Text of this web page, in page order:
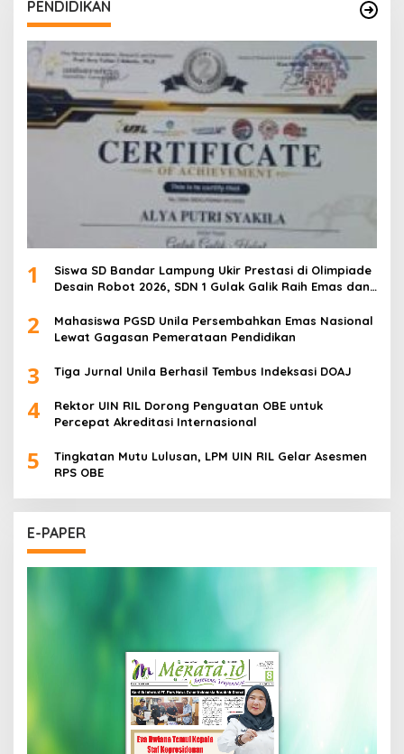
PENDIDIKAN
1
Siswa SD Bandar Lampung Ukir Prestasi di Olimpiade
Desain Robot 2026, SDN 1 Gulak Galik Raih Emas dan
2
Mahasiswa PGSD Unila Persembahkan Emas Nasional
Lewat Gagasan Pemerataan Pendidikan
3 Tiga Jurnal Unila Berhasil Tembus Indeksasi DOAJ
4
Rektor UIN RIL Dorong Penguatan OBE untuk
Percepat Akreditasi Internasional
5
Tingkatan Mutu Lulusan, LPM UIN RIL Gelar Asesmen
RPS OBE
E-PAPER